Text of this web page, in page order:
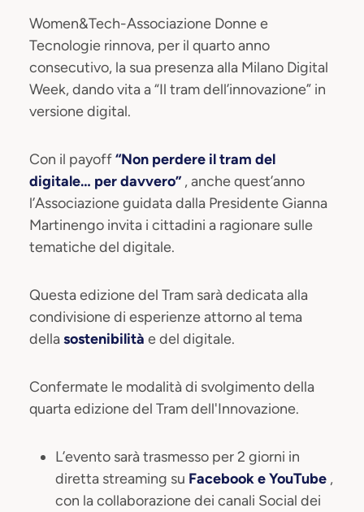
Women&Tech-Associazione Donne e
Tecnologie rinnova, per il quarto anno
consecutivo, la sua presenza alla Milano Digital
Week, dando vita a “Il tram dell’innovazione” in
versione digital.
Con il payoff“Non perdere il tram del
digitale… per davvero” , anche quest’anno
l’Associazione guidata dalla Presidente Gianna
Martinengo invita i cittadini a ragionare sulle
tematiche del digitale.
Questa edizione del Tram sarà dedicata alla
condivisione di esperienze attorno al tema
dellasostenibilità e del digitale.
Confermate le modalità di svolgimento della
quarta edizione del Tram dell'Innovazione.
L’evento sarà trasmesso per 2 giorni in
diretta streaming su Facebook e YouTube ,
con la collaborazione dei canali Social dei